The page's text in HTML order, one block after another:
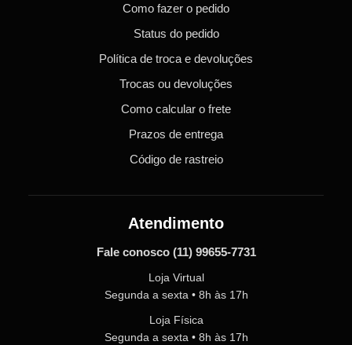
Como fazer o pedido
Status do pedido
Política de troca e devoluções
Trocas ou devoluções
Como calcular o frete
Prazos de entrega
Código de rastreio
Atendimento
Fale conosco (11) 99655-7731
Loja Virtual
Segunda a sexta • 8h às 17h
Loja Física
Segunda a sexta • 8h às 17h